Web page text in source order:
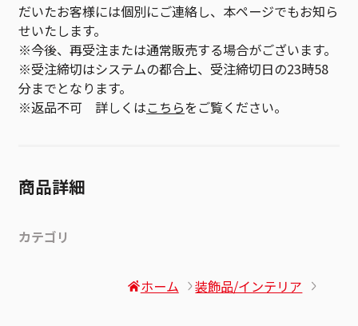
だいたお客様には個別にご連絡し、本ページでもお知ら
せいたします。
※今後、再受注または通常販売する場合がございます。
※受注締切はシステムの都合上、受注締切日の23時58
分までとなります。
※返品不可 詳しくはこちらをご覧ください。
商品詳細
カテゴリ
ホーム 装飾品/インテリア